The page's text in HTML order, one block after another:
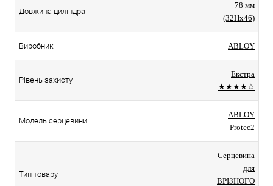
Довжина циліндра
78 мм
(32Hx46)
Виробник ABLOY
Рівень захисту
Екстра
★★★★☆
Модель серцевини
ABLOY
Protec2
Тип товару
Серцевина
для
ВРІЗНОГО